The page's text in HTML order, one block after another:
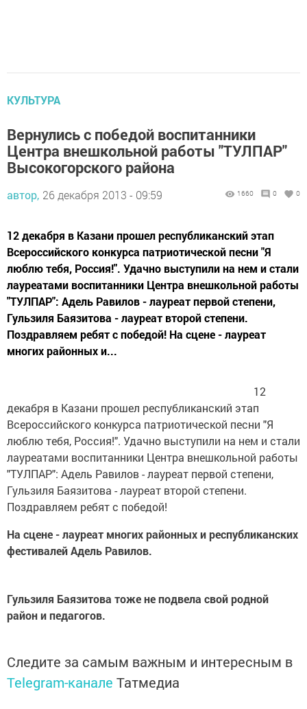
КУЛЬТУРА
Вернулись с победой воспитанники
Центра внешкольной работы "ТУЛПАР"
Высокогорского района
автор, 26 декабря 2013 - 09:59 1660 0 0
12 декабря в Казани прошел республиканский этап
Всероссийского конкурса патриотической песни "Я
люблю тебя, Россия!". Удачно выступили на нем и стали
лауреатами воспитанники Центра внешкольной работы
"ТУЛПАР": Адель Равилов - лауреат первой степени,
Гульзиля Баязитова - лауреат второй степени.
Поздравляем ребят с победой! На сцене - лауреат
многих районных и...
12
декабря в Казани прошел республиканский этап
Всероссийского конкурса патриотической песни "Я
люблю тебя, Россия!". Удачно выступили на нем и стали
лауреатами воспитанники Центра внешкольной работы
"ТУЛПАР": Адель Равилов - лауреат первой степени,
Гульзиля Баязитова - лауреат второй степени.
Поздравляем ребят с победой!
На сцене - лауреат многих районных и республиканских
фестивалей Адель Равилов.
Гульзиля Баязитова тоже не подвела свой родной
район и педагогов.
Следите за самым важным и интересным в
Telegram-канале Татмедиа